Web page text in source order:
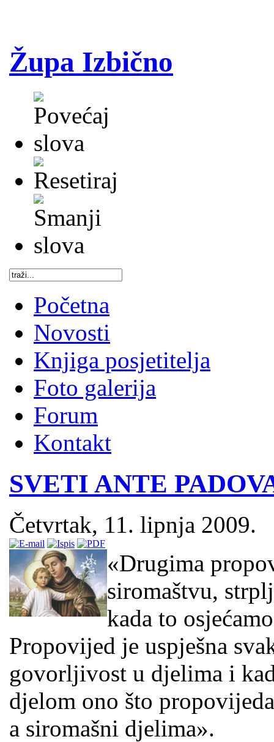
Župa Izbično
Početna
Novosti
Knjiga posjetitelja
Foto galerija
Forum
Kontakt
SVETI ANTE
Četvrtak, 11. lipnja 2009.
«Drugima
siromaštvu,
kada to
Propovijed je uspješna
govorljivost u djelima i
djelom ono što
a siromašni djelima».